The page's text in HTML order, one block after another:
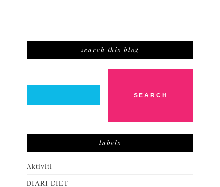
search this blog
labels
Aktiviti
DIARI DIET